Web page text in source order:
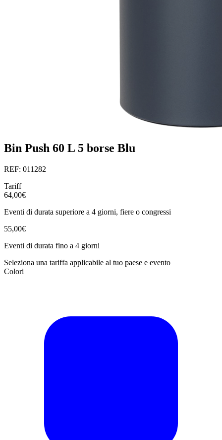
Bin Push 60 L 5 borse Blu
REF: 011282
Tariff
64,00€
Eventi di durata superiore a 4 giorni, fiere o congressi
55,00€
Eventi di durata fino a 4 giorni
Seleziona una tariffa applicabile al tuo paese e evento
Colori